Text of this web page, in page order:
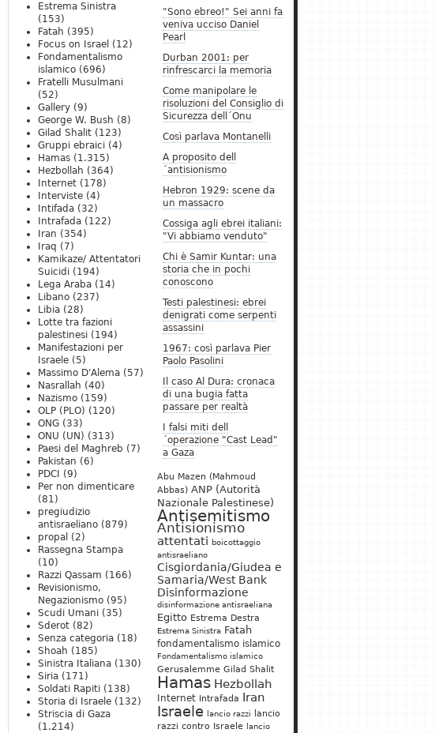
"Sono ebreo!" Sei anni fa
veniva ucciso Daniel
Pearl
Durban 2001: per
rinfrescarci la memoria
Come manipolare le
risoluzioni del Consiglio di
Sicurezza dell´Onu
Così parlava Montanelli
A proposito dell
´antisionismo
Hebron 1929: scene da
un massacro
Cossiga agli ebrei italiani:
"Vi abbiamo venduto"
Chi è Samir Kuntar: una
storia che in pochi
conoscono
Testi palestinesi: ebrei
denigrati come serpenti
assassini
1967: così parlava Pier
Paolo Pasolini
Il caso Al Dura: cronaca
di una bugia fatta
passare per realtà
I falsi miti dell
´operazione "Cast Lead"
a Gaza
Abu Mazen (Mahmoud
Abbas) ANP (Autorità
Nazionale Palestinese)
Antisemitismo
Antisionismo
attentati boicottaggio
antisraeliano
Cisgiordania/Giudea e
Samaria/West Bank
Disinformazione
disinformazione antisraeliana
Egitto Estrema Destra
Estrema Sinistra Fatah
fondamentalismo islamico
Fondamentalismo islamico
Gerusalemme Gilad Shalit
Hamas Hezbollah
Internet Intrafada Iran
Israele lancio razzi
lancio
razzi contro Israele lancio
Estrema Sinistra
(153)
Fatah (395)
Focus on Israel (12)
Fondamentalismo
islamico (696)
Fratelli Musulmani
(52)
Gallery (9)
George W. Bush (8)
Gilad Shalit (123)
Gruppi ebraici (4)
Hamas (1.315)
Hezbollah (364)
Internet (178)
Interviste (4)
Intifada (32)
Intrafada (122)
Iran (354)
Iraq (7)
Kamikaze/ Attentatori
Suicidi (194)
Lega Araba (14)
Libano (237)
Libia (28)
Lotte tra fazioni
palestinesi (194)
Manifestazioni per
Israele (5)
Massimo D'Alema (57)
Nasrallah (40)
Nazismo (159)
OLP (PLO) (120)
ONG (33)
ONU (UN) (313)
Paesi del Maghreb (7)
Pakistan (6)
PDCI
(9)
Per non dimenticare
(81)
pregiudizio
antisraeliano (879)
propal (2)
Rassegna Stampa
(10)
Razzi Qassam (166)
Revisionismo,
Negazionismo (95)
Scudi Umani (35)
Sderot (82)
Senza categoria (18)
Shoah (185)
Sinistra Italiana (130)
Siria (171)
Soldati Rapiti (138)
Storia di Israele (132)
Striscia di Gaza
(1.214)